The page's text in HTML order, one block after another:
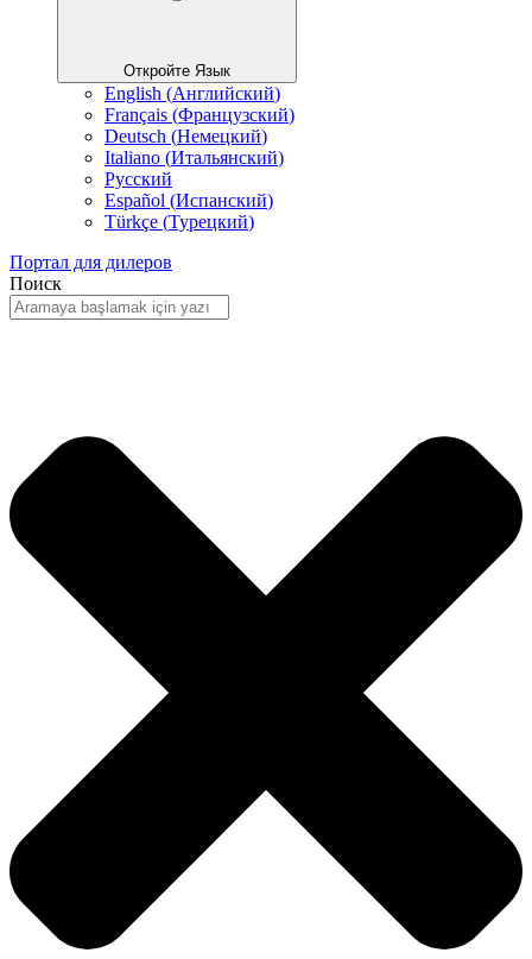
Откройте Язык
English (Английский)
Français (Французский)
Deutsch (Немецкий)
Italiano (Итальянский)
Русский
Español (Испанский)
Türkçe (Турецкий)
Портал для дилеров
Поиск